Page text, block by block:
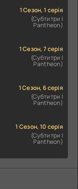
1 Сезон, 1 серія
(Субтитри |
Pantheon)
1 Сезон, 7 серія
(Субтитри |
Pantheon)
1 Сезон, 6 серія
(Субтитри |
Pantheon)
1 Сезон, 10 серія
(Субтитри |
Pantheon)